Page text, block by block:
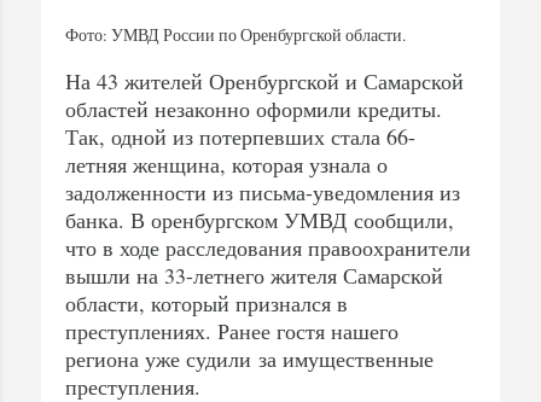
Фото: УМВД России по Оренбургской области.
На 43 жителей Оренбургской и Самарской
областей незаконно оформили кредиты.
Так, одной из потерпевших стала 66-
летняя женщина, которая узнала о
задолженности из письма-уведомления из
банка. В оренбургском УМВД сообщили,
что в ходе расследования правоохранители
вышли на 33-летнего жителя Самарской
области, который признался в
преступлениях. Ранее гостя нашего
региона уже судили за имущественные
преступления.